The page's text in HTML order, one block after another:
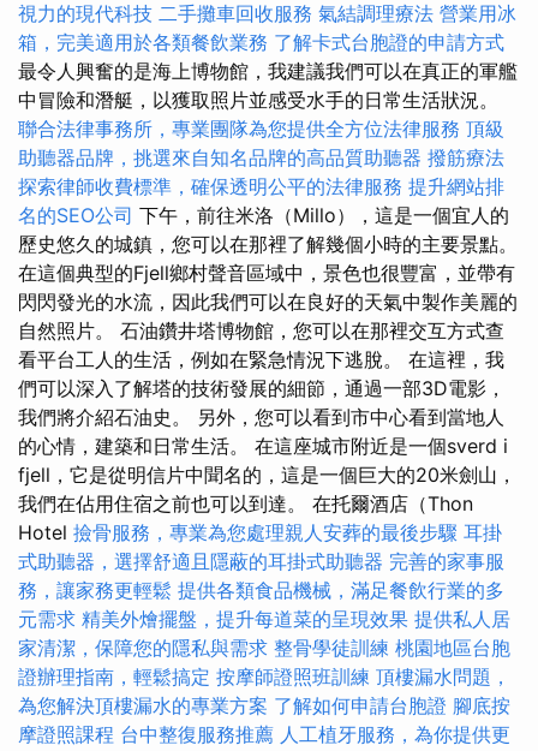
視力的現代科技 二手攤車回收服務 氣結調理療法 營業用冰
箱，完美適用於各類餐飲業務 了解卡式台胞證的申請方式
最令人興奮的是海上博物館，我建議我們可以在真正的軍艦
中冒險和潛艇，以獲取照片並感受水手的日常生活狀況。
聯合法律事務所，專業團隊為您提供全方位法律服務 頂級
助聽器品牌，挑選來自知名品牌的高品質助聽器 撥筋療法
探索律師收費標準，確保透明公平的法律服務 提升網站排
名的SEO公司 下午，前往米洛（Millo），這是一個宜人的
歷史悠久的城鎮，您可以在那裡了解幾個小時的主要景點。
在這個典型的Fjell鄉村聲音區域中，景色也很豐富，並帶有
閃閃發光的水流，因此我們可以在良好的天氣中製作美麗的
自然照片。 石油鑽井塔博物館，您可以在那裡交互方式查
看平台工人的生活，例如在緊急情況下逃脫。 在這裡，我
們可以深入了解塔的技術發展的細節，通過一部3D電影，
我們將介紹石油史。 另外，您可以看到市中心看到當地人
的心情，建築和日常生活。 在這座城市附近是一個sverd i
fjell，它是從明信片中聞名的，這是一個巨大的20米劍山，
我們在佔用住宿之前也可以到達。 在托爾酒店（Thon
Hotel 撿骨服務，專業為您處理親人安葬的最後步驟 耳掛
式助聽器，選擇舒適且隱蔽的耳掛式助聽器 完善的家事服
務，讓家務更輕鬆 提供各類食品機械，滿足餐飲行業的多
元需求 精美外燴擺盤，提升每道菜的呈現效果 提供私人居
家清潔，保障您的隱私與需求 整骨學徒訓練 桃園地區台胞
證辦理指南，輕鬆搞定 按摩師證照班訓練 頂樓漏水問題，
為您解決頂樓漏水的專業方案 了解如何申請台胞證 腳底按
摩證照課程 台中整復服務推薦 人工植牙服務，為你提供更